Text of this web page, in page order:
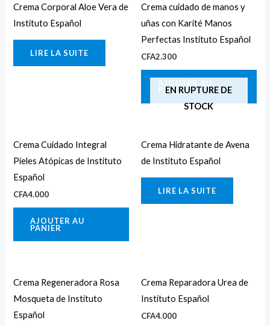
Crema Corporal Aloe Vera de
Instituto Español
LIRE LA SUITE
Crema cuidado de manos y
uñas con Karité Manos
Perfectas Instituto Español
CFA2.300
AJOUTER AU
PANIER
Crema Cuidado Integral
Pieles Atópicas de Instituto
Español
CFA4.000
AJOUTER AU
PANIER
EN RUPTURE DE
STOCK
Crema Hidratante de Avena
de Instituto Español
LIRE LA SUITE
Crema Regeneradora Rosa
Mosqueta de Instituto
Español
Crema Reparadora Urea de
Instituto Español
CFA4.000